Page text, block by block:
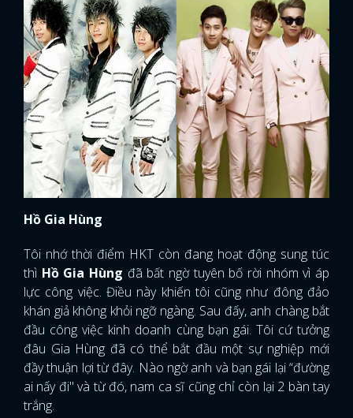
Hồ Gia Hùng
Tôi nhớ thời điểm HKT còn đang hoạt động sung túc
thì Hồ Gia Hùng đã bất ngờ tuyên bố rời nhóm vì áp
lực công việc. Điều này khiến tôi cũng như đông đảo
khán giả không khỏi ngỡ ngàng. Sau đấy, anh chàng bắt
đầu công việc kinh doanh cùng bạn gái. Tôi cứ tưởng
đâu Gia Hùng đã có thể bắt đầu một sự nghiệp mới
đầy thuận lợi từ đây. Nào ngờ anh và bạn gái lại “đường
ai nấy đi" và từ đó, nam ca sĩ cũng chỉ còn lại 2 bàn tay
trắng.